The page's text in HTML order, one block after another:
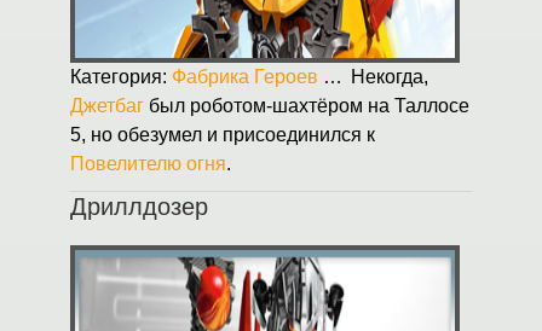
Категория: Фабрика Героев Опубликовано:
Некогда,
Джетбаг был роботом-шахтёром на Таллосе
5, но обезумел и присоединился к
Повелителю огня.
Дриллдозер